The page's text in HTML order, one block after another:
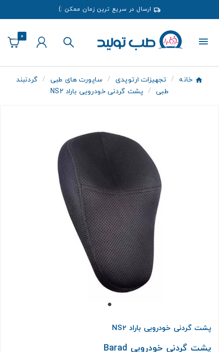
ارسال در سریع ترین زمان ممکن :)
0
خانه تجهیزات ارتوپدی ساپورت های طبی
گردنبند
طبی
پشت گردنی خودرویی باراد NS2
پشت گردنی خودرویی باراد NS2
پشت گردنی خودرویی Barad